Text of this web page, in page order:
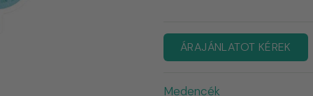
ÁRAJÁNLATOT KÉREK
Medencék